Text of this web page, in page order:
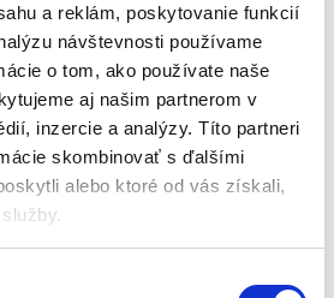
a reklám, poskytovanie funkcií
návštevnosti používame
o tom, ako používate naše
aj našim partnerom v
inzercie a analýzy. Títo partneri
skombinovať s ďalšími
alebo ktoré od vás získali,
a nečistôt.
iba vodou. Veľká plocha podložky
veľa priestoru na predvádzanie sa.
nepotrebujete žiadne pastelky,
čo musíte urobiť, je naplniť fixku
vodou.
vodou objaví farebný obrázok. Vďaka
sady, môžete na jej povrch
toho existujú pečiatky, ktoré sa